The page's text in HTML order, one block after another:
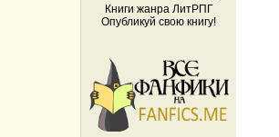
Книги жанра ЛитРПГ
Опубликуй свою книгу!